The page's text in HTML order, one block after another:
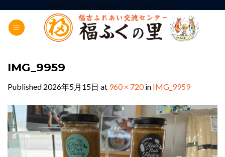
content
ADD ANYTHING HERE OR JUST REMOVE IT...
IMG_9959
Published 2026年5月15日 at 960 × 720in IMG_9959